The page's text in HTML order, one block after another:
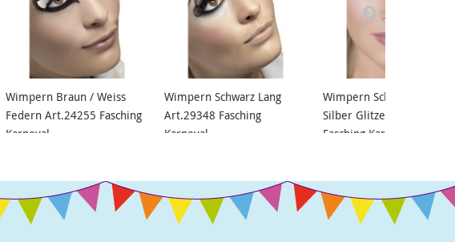
Wimpern Braun / Weiss
Federn Art.24255 Fasching
Karneval
Wimpern Schwarz Lang
Art.29348 Fasching
Karneval
Wimpern Schwarz mit
Silber Glitzer Art.30279
Fasching Karneval